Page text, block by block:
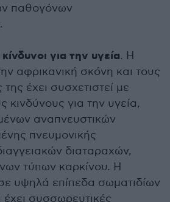
παθογόνων
για την υγεία. Η
αφρικανική σκόνη και τους
έχει συσχετιστεί με
για την υγεία,
αναπνευστικών
πνευμονικής
διαταραχών,
τύπων καρκίνου. Η
υψηλά επίπεδα σωματιδίων
συσσωρευτικές